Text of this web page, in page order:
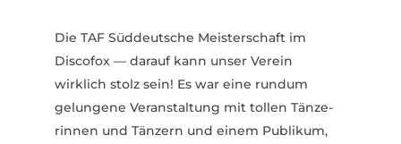
Die TAF Süddeutsche Meis­ter­schaft im
Discofox — darauf kann unser Verein
wirklich stolz sein! Es war eine rundum
gelungene Veran­staltung mit tollen Tänze­
rinnen und Tänzern und einem Publikum,